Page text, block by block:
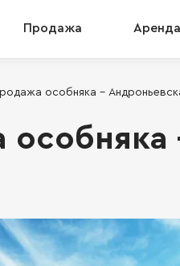
Продажа Аренда
особняка -
особняка